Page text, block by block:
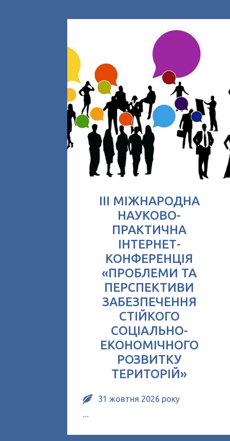
ІІІ МІЖНАРОДНА
НАУКОВО-
ПРАКТИЧНА
ІНТЕРНЕТ-
КОНФЕРЕНЦІЯ
«ПРОБЛЕМИ ТА
ПЕРСПЕКТИВИ
ЗАБЕЗПЕЧЕННЯ
СТІЙКОГО
СОЦІАЛЬНО-
ЕКОНОМІЧНОГО
РОЗВИТКУ
ТЕРИТОРІЙ»
31 жовтня 2026 року
...